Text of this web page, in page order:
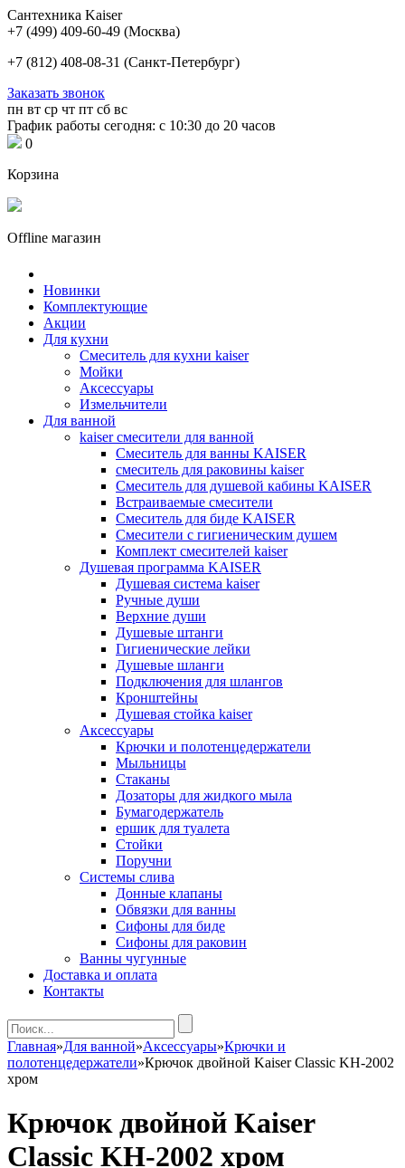
Сантехника Kaiser
+7 (499) 409-60-49 (Москва)
+7 (812) 408-08-31 (Санкт-Петербург)
Заказать звонок
пн вт ср чт пт сб вс
График работы сегодня: с 10:30 до 20 часов
0
Корзина
Offline магазин
Новинки
Комплектующие
Акции
Для кухни
Cмеситель для кухни kaiser
Мойки
Аксессуары
Измельчители
Для ванной
kaiser смесители для ванной
Смеситель для ванны KAISER
смеситель для раковины kaiser
Смеситель для душевой кабины KAISER
Встраиваемые смесители
Смеситель для биде KAISER
Смесители с гигиеническим душем
Комплект смесителей kaiser
Душевая программа KAISER
Душевая система kaiser
Ручные души
Верхние души
Душевые штанги
Гигиенические лейки
Душевые шланги
Подключения для шлангов
Кронштейны
Душевая стойка kaiser
Аксессуары
Крючки и полотенцедержатели
Мыльницы
Стаканы
Дозаторы для жидкого мыла
Бумагодержатель
ершик для туалета
Стойки
Поручни
Системы слива
Донные клапаны
Обвязки для ванны
Сифоны для биде
Сифоны для раковин
Ванны чугунные
Доставка и оплата
Контакты
Главная»Для ванной»Аксессуары»Крючки и
полотенцедержатели»Крючок двойной Kaiser Classic KH-2002
хром
Крючок двойной Kaiser
Classic KH-2002 хром